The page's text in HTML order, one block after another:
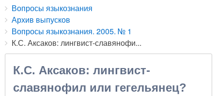
Breadcrumbs
You
are
here:
Вопросы языкознания
Архив выпусков
Вопросы языкознания. 2005. № 1
К.С. Аксаков: лингвист-славянофи...
К.С. Аксаков: лингвист-
славянофил или гегельянец?